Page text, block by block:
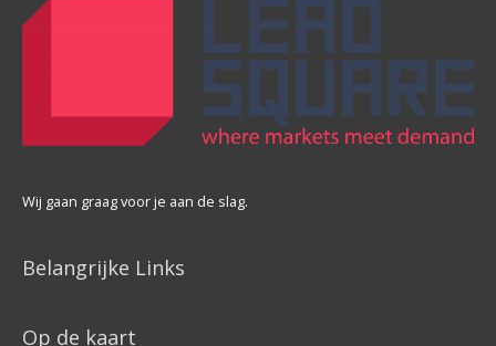
Wij gaan graag voor je aan de slag.
Belangrijke Links
Op de kaart